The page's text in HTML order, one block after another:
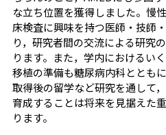
な立ち位置を獲得しました。慢
床検査に興味を持つ医師・技師
り，研究者間の交流による研究
ります。また，学内におけるい
移植の準備も糖尿病内科ととも
取得後の留学など研究を通して
育成することは将来を見据えた
ります。